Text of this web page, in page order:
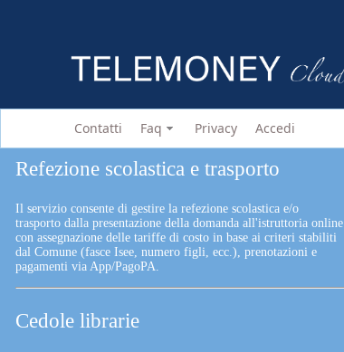
Contatti Faq Privacy Accedi
Refezione scolastica e trasporto
Il servizio consente di gestire la refezione scolastica e/o
trasporto dalla presentazione della domanda all'istruttoria online
con assegnazione delle tariffe di costo in base ai criteri stabiliti
dal Comune (fasce Isee, numero figli, ecc.), prenotazioni e
pagamenti via App/PagoPA.
Cedole librarie